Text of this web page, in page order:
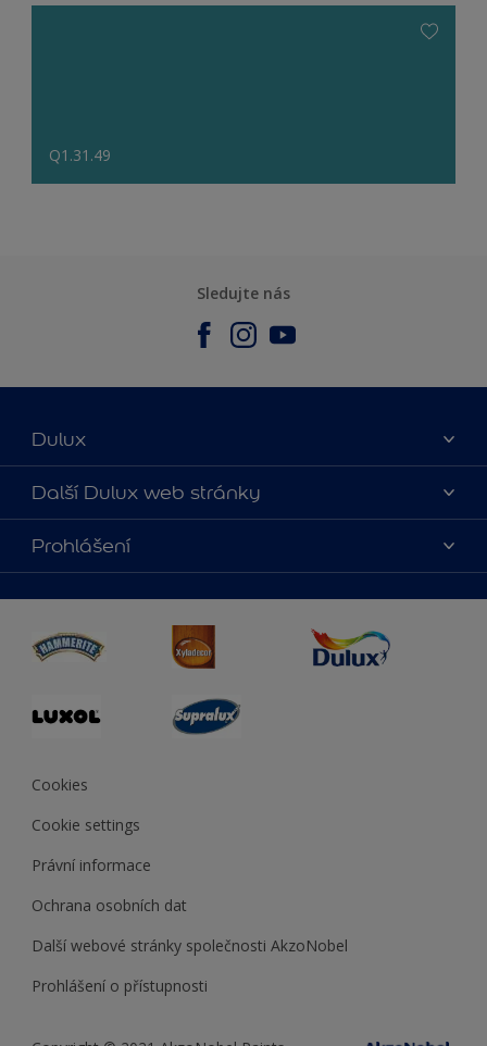
Q1.31.49
Sledujte nás
Dulux
O nás
Kontaktujte nás
Najít obchod
Další Dulux web stránky
duluxmalir.cz
duluxmaliar.sk
duluxprodejnabarev.cz
duluxpredajnafarieb.sk
Prohlášení
Cookies
Cookie settings
Právní informace
Ochrana osobních dat
Další webové stránky společnosti AkzoNobel
Prohlášení o přístupnosti